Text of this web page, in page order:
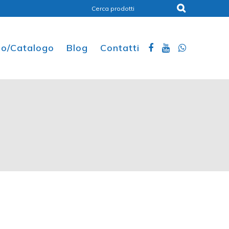
Catalogo Blog Contatti